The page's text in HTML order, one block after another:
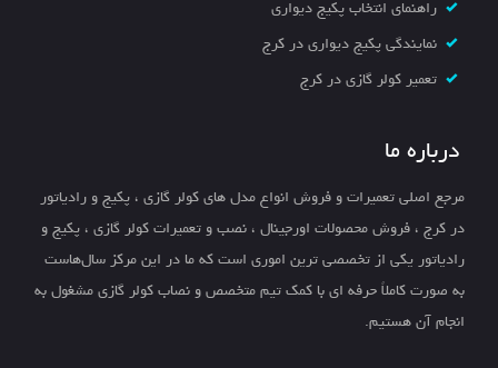
راهنمای انتخاب پکیج دیواری
نمایندگی پکیج دیواری در کرج
تعمیر کولر گازی در کرج
درباره ما
مرجع اصلی تعمیرات و فروش انواع مدل های کولر گازی ، پکیج و رادیاتور
در کرج ، فروش محصولات اورجینال ، نصب و تعمیرات کولر گازی ، پکیج و
رادیاتور یکی از تخصصی ترین اموری است که ما در این مرکز سال‌هاست
به صورت کاملاً حرفه ای با کمک تیم متخصص و نصاب کولر گازی مشغول به
انجام آن هستیم.